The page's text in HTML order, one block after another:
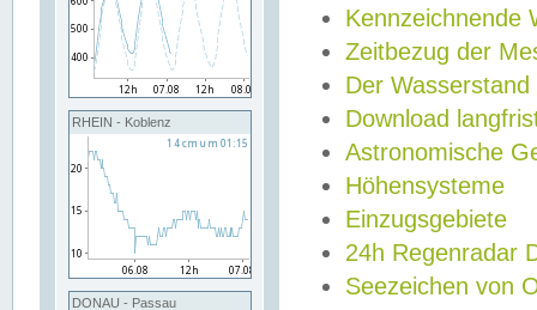
RHEIN - Koblenz
DONAU - Passau
Kennzeichnende
Zeitbezug der
Der Wasserstand
Download
Astronomische
Höhensysteme
Einzugsgebiete
24h Regenradar
Seezeichen von